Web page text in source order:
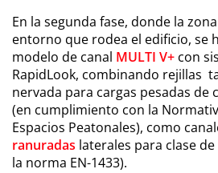
En la segunda fase, donde la
entorno que rodea el edificio, se
modelo de canal MULTI V+ con
RapidLook, combinando rejillas
nervada para cargas pesadas de
(en cumplimiento con la
Espacios Peatonales), como
ranuradas laterales para clase
la norma EN-1433).